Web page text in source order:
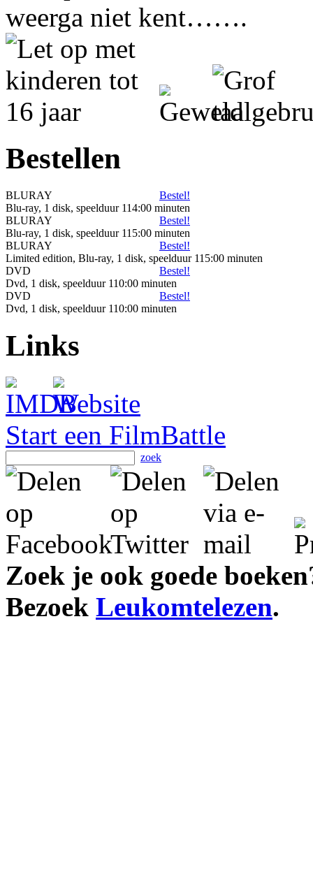
weerga niet kent…….
Bestellen
BLURAY
Bestel!
Blu-ray, 1 disk, speelduur 114:00 minuten
BLURAY
Bestel!
Blu-ray, 1 disk, speelduur 115:00 minuten
BLURAY
Bestel!
Limited edition, Blu-ray, 1 disk, speelduur 115:00 minuten
DVD
Bestel!
Dvd, 1 disk, speelduur 110:00 minuten
DVD
Bestel!
Dvd, 1 disk, speelduur 110:00 minuten
Links
Start een FilmBattle
zoek
Zoek je ook goede
Bezoek Leukomtelezen.